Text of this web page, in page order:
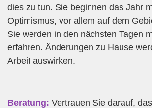
dies zu tun. Sie beginnen das Jahr
Optimismus, vor allem auf dem
Sie werden in den nächsten Tagen
erfahren. Änderungen zu Hause
Arbeit auswirken.
Beratung: Vertrauen Sie darauf,